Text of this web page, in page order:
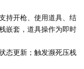
持开枪、使用道具、结
嵌套，道具操作为即时
态更新；触发濒死压栈